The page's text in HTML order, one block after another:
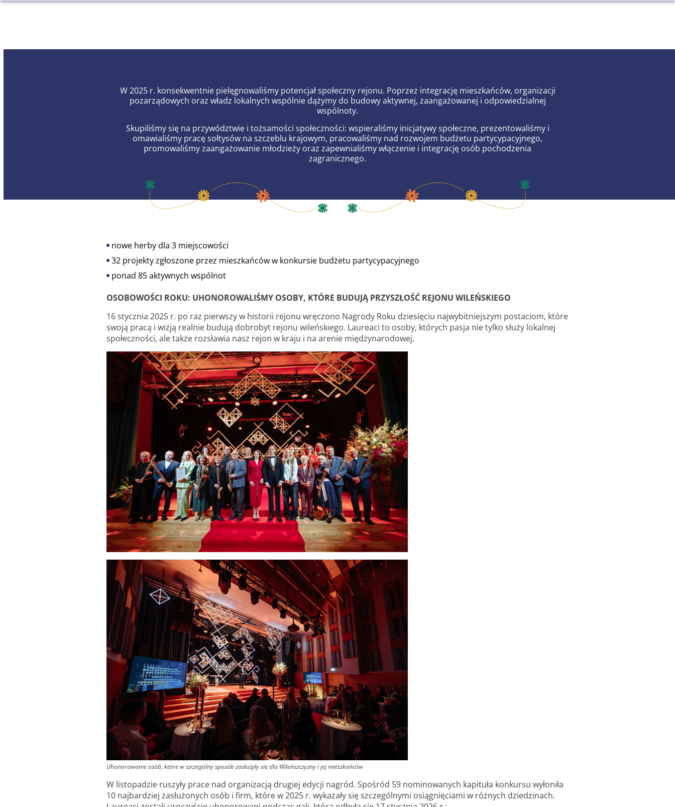
W 2025 r. konsekwentnie pielęgnowaliśmy potencjał społeczny rejonu. Poprzez integrację mieszkańców, organizacji
pozarządowych oraz władz lokalnych wspólnie dążymy do budowy aktywnej, zaangażowanej i odpowiedzialnej
wspólnoty.
Skupiliśmy się na przywództwie i tożsamości społeczności: wspieraliśmy inicjatywy społeczne, prezentowaliśmy i
omawialiśmy pracę sołtysów na szczeblu krajowym, pracowaliśmy nad rozwojem budżetu partycypacyjnego,
promowaliśmy zaangażowanie młodzieży oraz zapewnialiśmy włączenie i integrację osób pochodzenia
zagranicznego.
nowe herby dla 3 miejscowości
32 projekty zgłoszone przez mieszkańców w konkursie budżetu partycypacyjnego
ponad 85 aktywnych wspólnot
OSOBOWOŚCI ROKU: UHONOROWALIŚMY OSOBY, KTÓRE BUDUJĄ PRZYSZŁOŚĆ REJONU WILEŃSKIEGO
16 stycznia 2025 r. po raz pierwszy w historii rejonu wręczono Nagrody Roku dziesięciu najwybitniejszym postaciom, które
swoją pracą i wizją realnie budują dobrobyt rejonu wileńskiego. Laureaci to osoby, których pasja nie tylko służy lokalnej
społeczności, ale także rozsławia nasz rejon w kraju i na arenie międzynarodowej.
Uhonorowanie osób, które w szczególny sposób zasłużyły się dla Wileńszczyzny i jej mieszkańców
W listopadzie ruszyły prace nad organizacją drugiej edycji nagród. Spośród 59 nominowanych kapituła konkursu wyłoniła
10 najbardziej zasłużonych osób i firm, które w 2025 r. wykazały się szczególnymi osiągnięciami w różnych dziedzinach.